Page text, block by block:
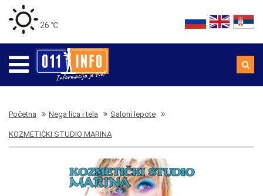
26 ℃
Početna Nega lica i tela Saloni lepote
KOZMETIČKI STUDIO MARINA